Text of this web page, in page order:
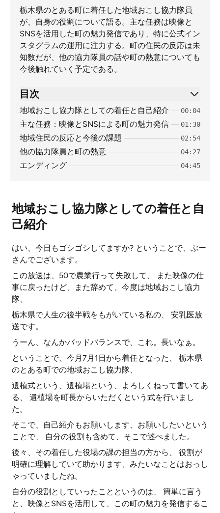
栃木県のとある町に着任した地域おこし協力隊員
が、自身の役割について語る。主な任務は映像と
SNSを活用した町の魅力発信であり、特に公式イン
スタグラムの運用に注力する。町の住民の反応は未
知数だが、他の協力隊員の話や町の熱意についても
今後触れていく予定である。
目次
地域おこし協力隊としての着任と自己紹介 00:04
主な任務：映像とSNSによる町の魅力発信 01:30
地域住民の反応と今後の課題 02:54
他の協力隊員と町の熱意 04:27
エンディング 04:45
地域おこし協力隊としての着任と自
己紹介
はい、今日もゴシゴシしてますか? ということで、ぶー
さんでございます。
この放送は、50で農業行って失敗して、 また映像の仕
事に戻ったけど、また辞めて、今度は地域おこし協力
隊、
栃木県で人生の後半戦をもがいている私の、 安乳医放
送です。
うーん、なんかバッドバランスで、これ。長いなぁ。
ということで、今月7月1日から着任となった、 栃木県
のとある町での地域おこし協力隊、
遺植式という、遺植場という、よろしくねって書いてあ
る、 遺植場を町長からいただくという式を行いまし
た。
そこで、自己紹介もお願いします、お願いしたいという
ことで、 自分の役割も含めて、そこで述べました。
後々、その着任した役場の課の担当の方から、 役割が
明確に理解していて助かります、みたいなことはおっし
ゃっていましたね。
自分の役割としていったことというのは、 簡単に言う
と、映像とSNSを活用して、この町の魅力を発信するこ